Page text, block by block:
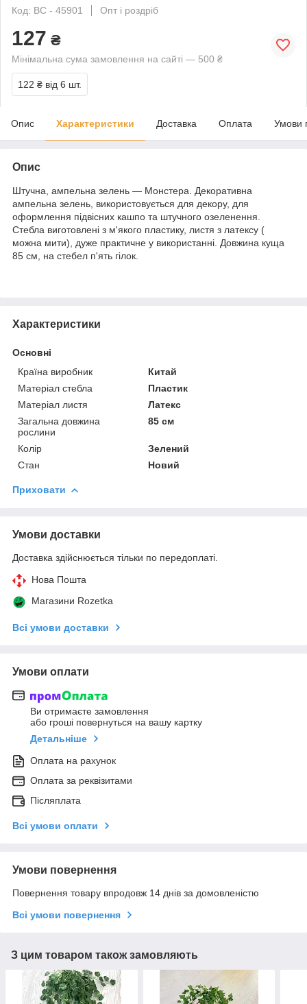
Код: BC - 45901
Опт і роздріб
127 ₴
Мінімальна сума замовлення на сайті — 500 ₴
122 ₴ від 6 шт.
Опис Характеристики Доставка Оплата Умови
Опис
Штучна, ампельна зелень — Монстера. Декоративна
ампельна зелень, використовується для декору, для
оформлення підвісних кашпо та штучного озеленення.
Стебла виготовлені з м'якого пластику, листя з латексу (
можна мити), дуже практичне у використанні. Довжина куща
85 см, на стебел п'ять гілок.
Характеристики
Основні
Країна виробник
Китай
Матеріал стебла
Пластик
Матеріал листя
Латекс
Загальна довжина
рослини
85 см
Колір
Зелений
Стан
Новий
Приховати
Умови доставки
Доставка здійснюється тільки по передоплаті.
Нова Пошта
Магазини Rozetka
Всі умови доставки
Умови оплати
Ви отримаєте замовлення
або гроші повернуться на вашу картку
Детальніше
Оплата на рахунок
Оплата за реквізитами
Післяплата
Всі умови оплати
Умови повернення
Повернення товару впродовж 14 днів за домовленістю
Всі умови повернення
З цим товаром також замовляють